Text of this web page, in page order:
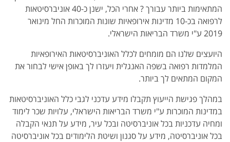
המתאימות ביותר עבורך ? אחרי הכל, ישנן כ-40 אוניברסיטאות
לרפואה בכ-10 מדינות אירופאיות שונות המוכרות החל מינואר
2019 ע"י משרד הבריאות הישראלי.
היועצים שלנו הם מומחים לכלל האוניברסיטאות האירופאיות
המלמדות רפואה בשפה האנגלית ויעזרו לך באופן אישי לבחור את
המקום המתאים לך ביותר.
במהלך פגישת הייעוץ תקבלו מידע עדכני לגבי כלל האוניברסיטאות
במדינות המוכרות ע"י משרד הבריאות הישראלי, עלויות שכר לימוד
ומחיה עדכניות בכל אוניברסיטה ובכל עיר, מידע על תנאי הקבלה
בכל אוניברסיטה, מידע על סגנון ושיטת הלימודים בכל אוניברסיטה